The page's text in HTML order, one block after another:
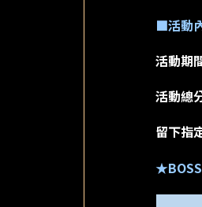
■活動
活動期
活動總
留下指